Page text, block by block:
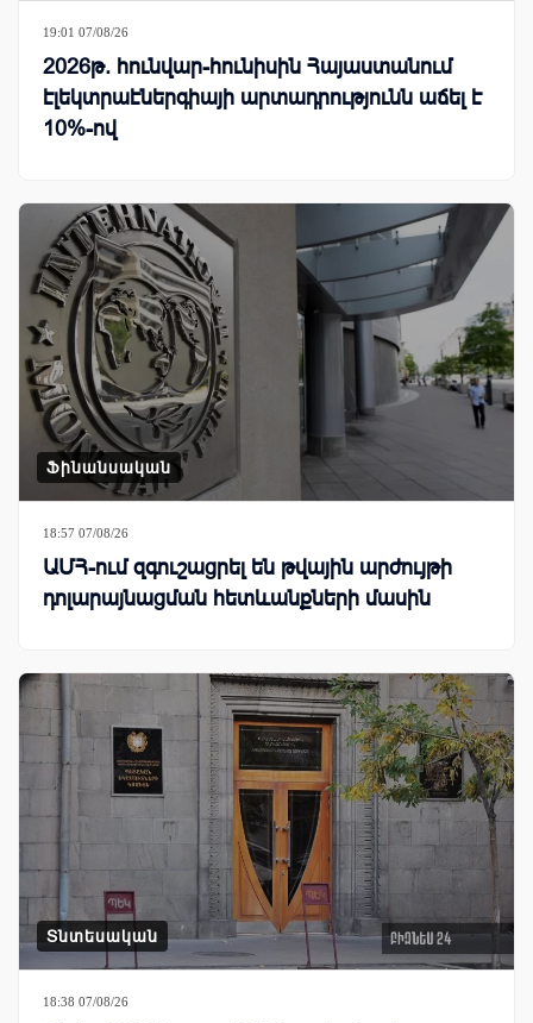
19:01 07/08/26
2026թ. հունվար-հունիսին Հայաստանում
էլեկտրաէներգիայի արտադրությունն աճել է
10%-ով
Ֆինանսական
18:57 07/08/26
ԱՄՀ-ում զգուշացրել են թվային արժույթի
դոլարայնացման հետևանքների մասին
Տնտեսական
18:38 07/08/26